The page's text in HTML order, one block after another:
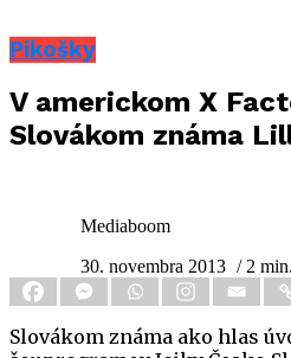
Pikošky
V americkom X
Slovákom známa
Mediaboom
30. novembra 2013 / 2
Slovákom známa ako hlas